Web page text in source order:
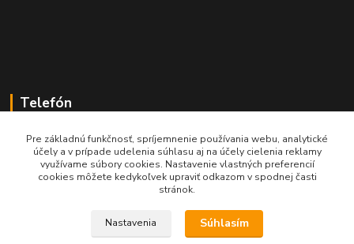
Telefón
+421 905 622 625
obchod@nozeplus.sk
Pre základnú funkčnosť, spríjemnenie používania webu, analytické
účely a v prípade udelenia súhlasu aj na účely cielenia reklamy
využívame súbory cookies. Nastavenie vlastných preferencií
cookies môžete kedykoľvek upraviť odkazom v spodnej časti
stránok.
Nastavenia Súhlasím